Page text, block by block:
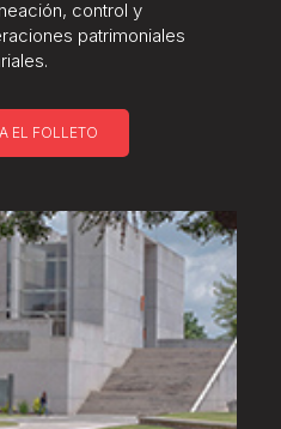
control y
patrimoniales
EL FOLLETO